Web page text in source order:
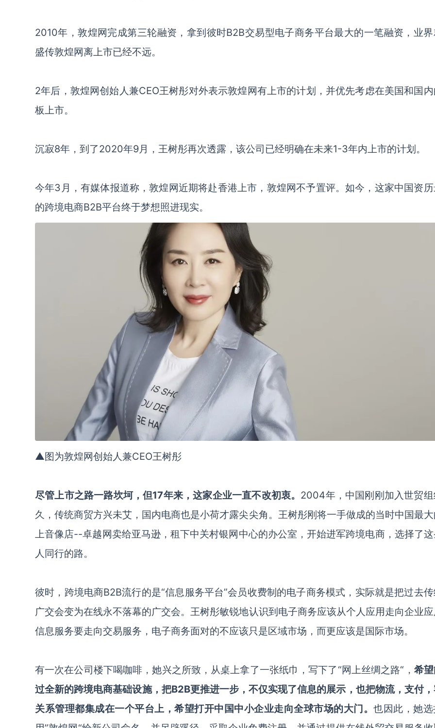
2010年，敦煌网完成第三轮融资，拿到彼时B2B交易型电子商务平台最大的一笔融资，业
盛传敦煌网离上市已经不远。
2年后，敦煌网创始人兼CEO王树彤对外表示敦煌网有上市的计划，并优先考虑在美国和国
板上市。
沉寂8年，到了2020年9月，王树彤再次透露，该公司已经明确在未来1-3年内上市的计划。
今年3月，有媒体报道称，敦煌网近期将赴香港上市，敦煌网不予置评。如今，这家中国资
的跨境电商B2B平台终于梦想照进现实。
▲图为敦煌网创始人兼CEO王树彤
尽管上市之路一路坎坷，但17年来，这家企业一直不改初衷。 2004年，中国刚刚加入世贸
久，传统商贸方兴未艾，国内电商也是小荷才露尖尖角。王树彤刚将一手做成的当时中国最
上音像店--卓越网卖给亚马逊，租下中关村银网中心的办公室，开始进军跨境电商，选择了
人同行的路。
彼时，跨境电商B2B流行的是“信息服务平台”会员收费制的电子商务模式，实际就是把过去
广交会变为在线永不落幕的广交会。王树彤敏锐地认识到电子商务应该从个人应用走向企业
信息服务要走向交易服务，电子商务面对的不应该只是区域市场，而更应该是国际市场。
有一次在公司楼下喝咖啡，她兴之所致，从桌上拿了一张纸巾，写下了“网上丝绸之路“， 希
过全新的跨境电商基础设施，把B2B更推进一步，不仅实现了信息的展示，也把物流，支付
关系管理都集成在一个平台上，希望打开中国中小企业走向全球市场的大门。也因此，她